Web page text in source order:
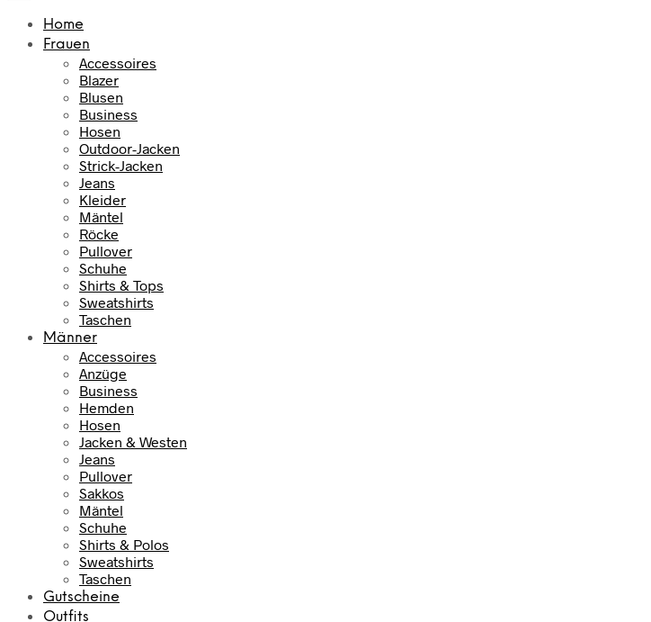
Home
Frauen
Accessoires
Blazer
Blusen
Business
Hosen
Outdoor-Jacken
Strick-Jacken
Jeans
Kleider
Mäntel
Röcke
Pullover
Schuhe
Shirts & Tops
Sweatshirts
Taschen
Männer
Accessoires
Anzüge
Business
Hemden
Hosen
Jacken & Westen
Jeans
Pullover
Sakkos
Mäntel
Schuhe
Shirts & Polos
Sweatshirts
Taschen
Gutscheine
Outfits